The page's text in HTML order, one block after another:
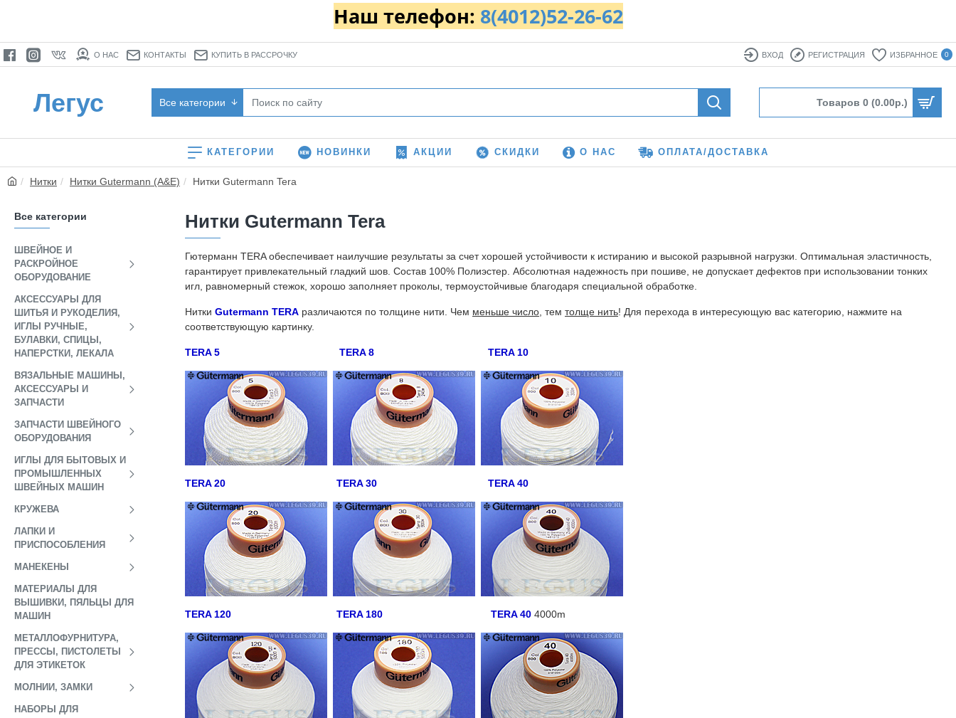
Наш телефон: 8(4012)52-26-62
О НАС КОНТАКТЫ КУПИТЬ В РАССРОЧКУ ВХОД РЕГИСТРАЦИЯ ИЗБРАННОЕ 0
Легус Все категории Товаров 0 (0.00р.)
КАТЕГОРИИ НОВИНКИ АКЦИИ СКИДКИ О НАС ОПЛАТА/ДОСТАВКА
Нитки Нитки Gutermann (A&E) Нитки Gutermann Tera
Все категории
ШВЕЙНОЕ И
РАСКРОЙНОЕ
ОБОРУДОВАНИЕ
АКСЕССУАРЫ ДЛЯ
ШИТЬЯ И РУКОДЕЛИЯ,
ИГЛЫ РУЧНЫЕ,
БУЛАВКИ, СПИЦЫ,
НАПЕРСТКИ, ЛЕКАЛА
ВЯЗАЛЬНЫЕ МАШИНЫ,
АКСЕССУАРЫ И
ЗАПЧАСТИ
ЗАПЧАСТИ ШВЕЙНОГО
ОБОРУДОВАНИЯ
ИГЛЫ ДЛЯ БЫТОВЫХ И
ПРОМЫШЛЕННЫХ
ШВЕЙНЫХ МАШИН
КРУЖЕВА
ЛАПКИ И
ПРИСПОСОБЛЕНИЯ
МАНЕКЕНЫ
МАТЕРИАЛЫ ДЛЯ
ВЫШИВКИ, ПЯЛЬЦЫ ДЛЯ
МАШИН
МЕТАЛЛОФУРНИТУРА,
ПРЕССЫ, ПИСТОЛЕТЫ
ДЛЯ ЭТИКЕТОК
МОЛНИИ, ЗАМКИ
НАБОРЫ ДЛЯ
Нитки Gutermann Tera
Гютерманн TERA обеспечивает наилучшие результаты за счет хорошей устойчивости к истиранию и высокой разрывной нагрузки. Оптимальная эластичность,
гарантирует привлекательный гладкий шов. Состав 100% Полиэстер. Абсолютная надежность при пошиве, не допускает дефектов при использовании тонких
игл, равномерный стежок, хорошо заполняет проколы, термоустойчивые благодаря специальной обработке.
Нитки Gutermann TERA различаются по толщине нити. Чем меньше число , тем толще нить! Для перехода в интересующую вас категорию, нажмите на
соответствующую картинку.
TERA 5 TERA 8 TERA 10
TERA 20 TERA 30 TERA 40
TERA 120 TERA 180 TERA 40 4000m